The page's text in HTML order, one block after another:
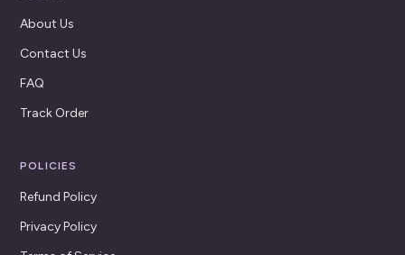
About Us
Contact Us
FAQ
Track Order
POLICIES
Refund Policy
Privacy Policy